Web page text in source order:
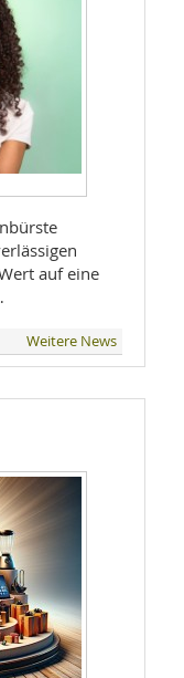
auf eine
Weitere News